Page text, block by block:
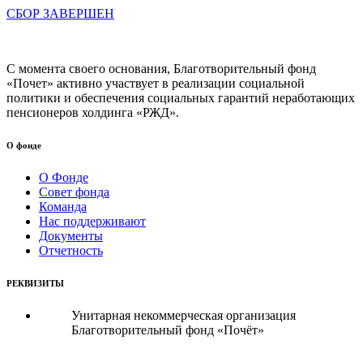
СБОР ЗАВЕРШЕН
С момента своего основания, Благотворительный фонд
«Почет» активно участвует в реализации социальной
политики и обеспечения социальных гарантий неработающих
пенсионеров холдинга «РЖД».
О фонде
О Фонде
Совет фонда
Команда
Нас поддерживают
Документы
Отчетность
РЕКВИЗИТЫ
Унитарная некоммерческая организация
Благотворительный фонд «Почёт»